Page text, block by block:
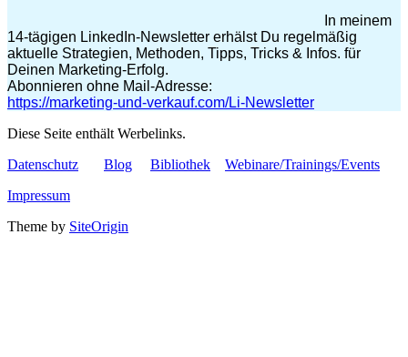
In meinem
14-tägigen LinkedIn-Newsletter erhälst Du regelmäßig
aktuelle Strategien, Methoden, Tipps, Tricks & Infos. für
Deinen Marketing-Erfolg.
Abonnieren ohne Mail-Adresse:
https://marketing-und-verkauf.com/Li-Newsletter
Diese Seite enthält Werbelinks.
Datenschutz
Blog Bibliothek
Webinare/Trainings/Events
Impressum
Theme by SiteOrigin